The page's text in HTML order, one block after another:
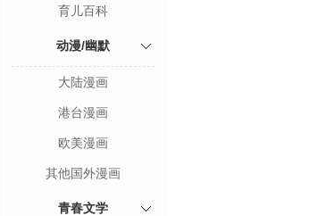
育儿百科
动漫/幽默
大陆漫画
港台漫画
欧美漫画
其他国外漫画
青春文学